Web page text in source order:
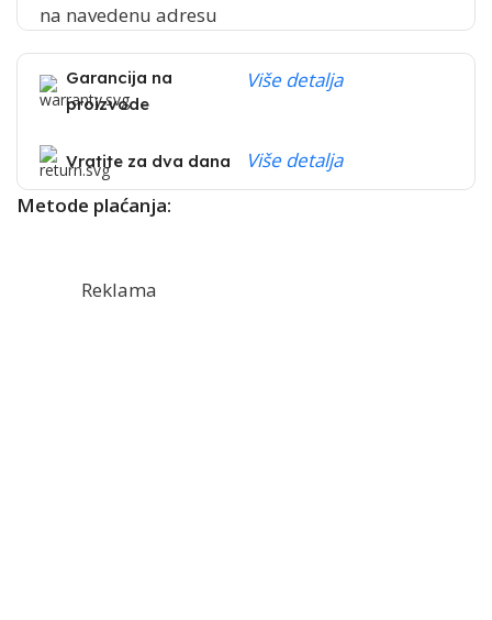
na navedenu adresu
Garancija na
proizvode
Više detalja
Vratite za dva dana
Više detalja
Metode plaćanja:
Reklama